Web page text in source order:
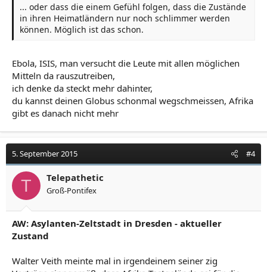
... oder dass die einem Gefühl folgen, dass die Zustände
in ihren Heimatländern nur noch schlimmer werden
können. Möglich ist das schon.
Ebola, ISIS, man versucht die Leute mit allen möglichen
Mitteln da rauszutreiben,
ich denke da steckt mehr dahinter,
du kannst deinen Globus schonmal wegschmeissen, Afrika
gibt es danach nicht mehr
5. September 2015 #4
T Telepathetic
Groß-Pontifex
AW: Asylanten-Zeltstadt in Dresden - aktueller
Zustand
Walter Veith meinte mal in irgendeinem seiner zig